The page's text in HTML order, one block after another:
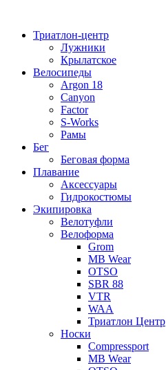
содержимому
Триатлон-центр
Лужники
Крылатское
Велосипеды
Argon 18
Canyon
Factor
S-Works
Рамы
Бег
Беговая форма
Плавание
Аксессуары
Гидрокостюмы
Экипировка
Велотуфли
Велоформа
Grom
MB Wear
OTSO
SBR 88
VTR
WAA
Триатлон Центр
Носки
Compressport
MB Wear